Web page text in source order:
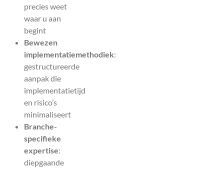
precies weet
waar u aan
begint
Bewezen
implementatiemethodiek:
gestructureerde
aanpak die
implementatietijd
en risico’s
minimaliseert
Branche-
specifieke
expertise:
diepgaande